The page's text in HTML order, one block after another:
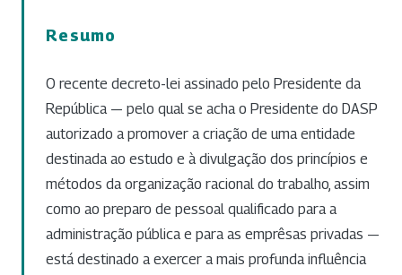
Resumo
O recente decreto-lei assinado pelo Presidente da
República — pelo qual se acha o Presidente do DASP
autorizado a promover a criação de uma entidade
destinada ao estudo e à divulgação dos princípios e
métodos da organização racional do trabalho, assim
como ao preparo de pessoal qualificado para a
administração pública e para as emprêsas privadas —
está destinado a exercer a mais profunda influência